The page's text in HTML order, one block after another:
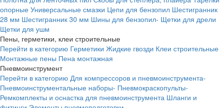
опорные Универсальные смазки Цепи для бензопил Шестигранник
28 мм Шестигранник 30 мм Шины для бензопил- Щетки для дрели
Щетки для ушм
Пены, герметики, клеи строительные
Перейти в категорию Герметики Жидкие гвозди Клеи строительные
Монтажные пены Пена монтажная
Пневмоинструмент
Перейти в категорию Для компрессоров и пневмоинструмента-
Пневмоинструментальные наборы- Пневмокраскопульты-
Ремкомплекты и оснастка для пневмоинструмента Шланги и